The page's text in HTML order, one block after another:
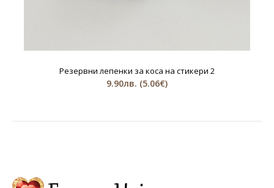
Резервни лепенки за коса на стикери 2
9.90лв. (5.06€)